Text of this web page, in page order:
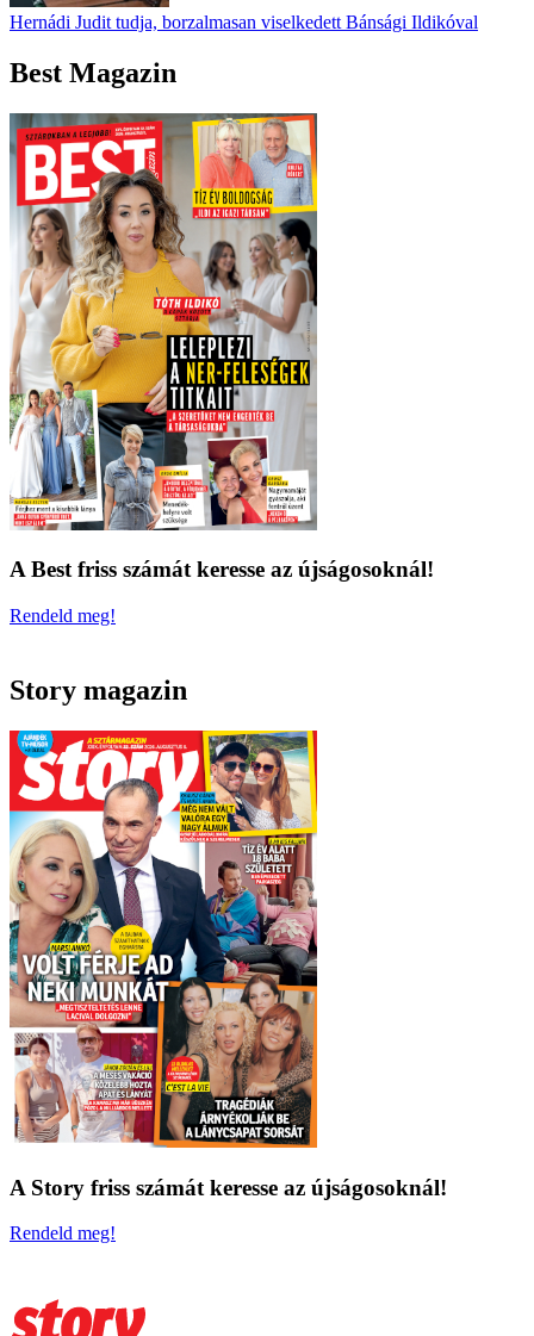
Hernádi Judit tudja, borzalmasan viselkedett Bánsági Ildikóval
Best Magazin
A Best friss számát keresse az újságosoknál!
Rendeld meg!
Story magazin
A Story friss számát keresse az újságosoknál!
Rendeld meg!